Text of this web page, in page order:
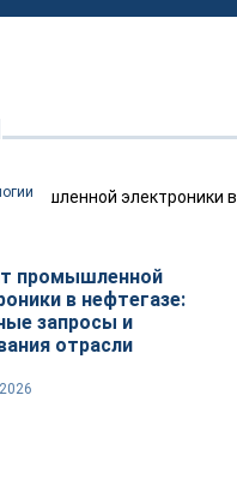
промышленной
в нефтегазе:
запросы и
отрасли